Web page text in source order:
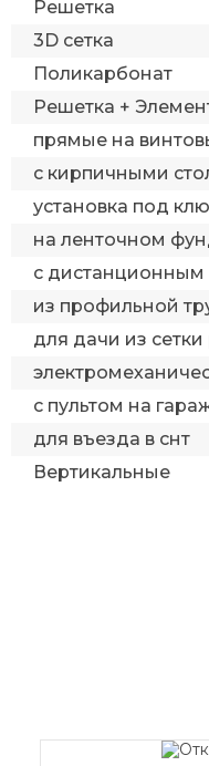
Решетка
3D сетка
Поликарбонат
Решетка +
прямые на
с кирпичными
установка под
на ленточном
с дистанционным
из профильной
для дачи из
с пультом на
для въезда в снт
Вертикальные